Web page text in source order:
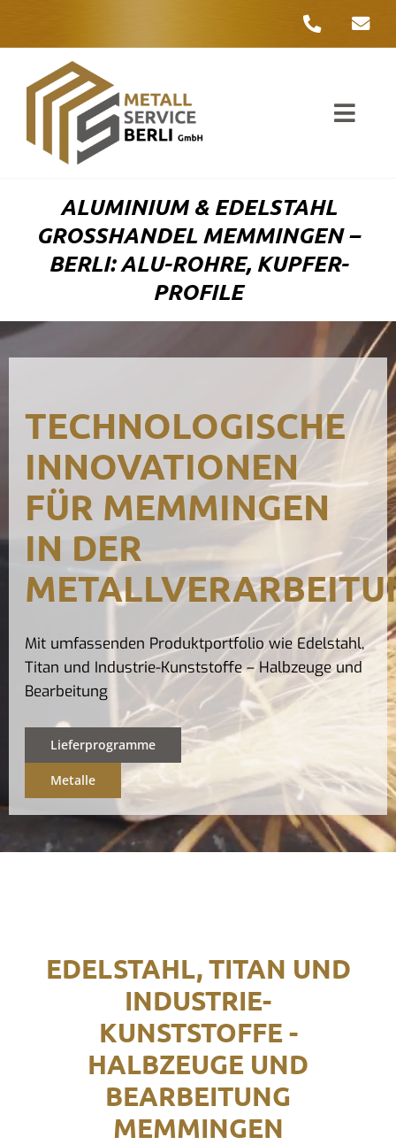
ALUMINIUM & EDELSTAHL
GROSSHANDEL MEMMINGEN – B
ERLI: ALU-ROHRE, KUPFER-P
ROFILE
TECHNOLOGISCHE
INNOVATIONEN
FÜR MEMMINGEN
IN DER
Mit umfassenden Produktportfolio wie Edelstahl,
Titan und Industrie-Kunststoffe – Halbzeuge und
Bearbeitung
Lieferprogramme
Metalle
EDELSTAHL, TITAN UND
INDUSTRIE-
KUNSTSTOFFE -
HALBZEUGE UND
BEARBEITUNG
MEMMINGEN